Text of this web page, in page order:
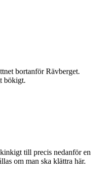
bortanför Rävberget.
bökigt.
till precis nedanför en
om man ska klättra här.